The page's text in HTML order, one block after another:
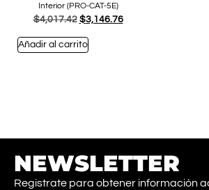
Interior (PRO-CAT-5E)
$4,017.42 $3,146.76
Añadir al carrito
NEWSLETTER
Registrate para obtener información